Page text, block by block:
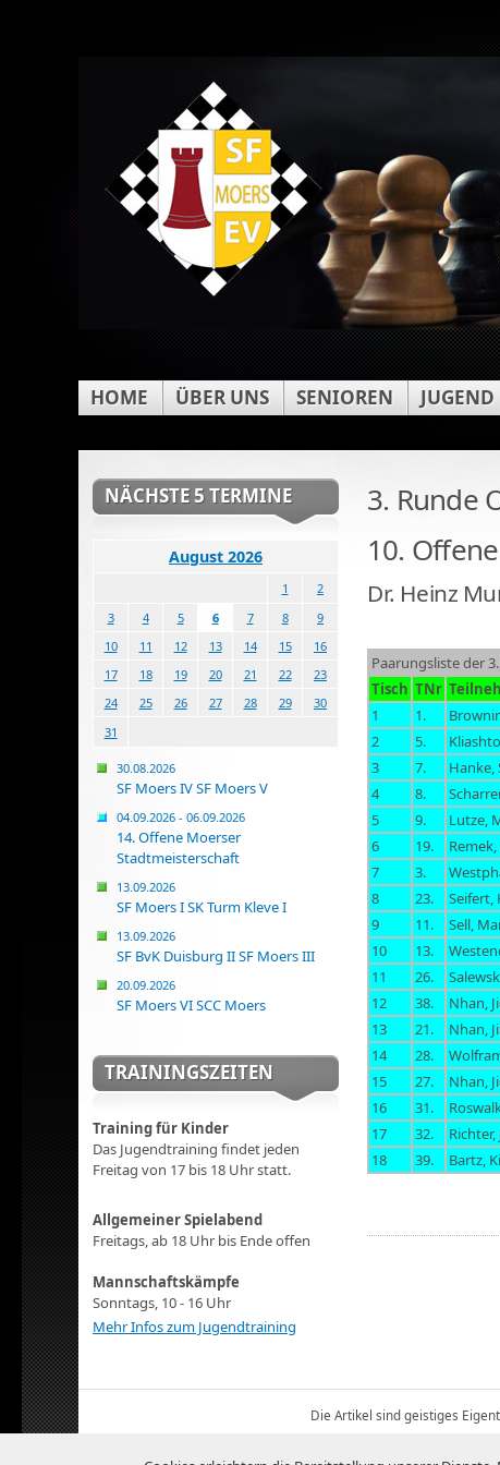
HOME ÜBER UNS SENIOREN JUGEND
3. Runde
10.
Dr. Heinz
Paarungsliste der
Tisch TNr
1
1.
2
5.
3
7. Hanke,
4
8.
5
9. Lutze,
6
19.
7
3.
8
23. Seifert,
9
11. Sell,
10
13.
11
26.
12
38. Nhan,
13
21. Nhan,
14
28.
15
27. Nhan,
16
31.
17
32.
18
39. Bartz,
NÄCHSTE 5 TERMINE
August 2026
1
2
3
4 5 6 7 8
9
10
11 12 13 14 15
16
17
18 19 20 21 22
23
24
25 26 27 28 29
30
31
30.08.2026
SF Moers IV SF Moers V
04.09.2026 - 06.09.2026
14. Offene Moerser
Stadtmeisterschaft
13.09.2026
SF Moers I SK Turm Kleve I
13.09.2026
SF BvK Duisburg II SF Moers III
20.09.2026
SF Moers VI SCC Moers
TRAININGSZEITEN
Training für Kinder
Das Jugendtraining findet jeden
Freitag von 17 bis 18 Uhr statt.
Allgemeiner Spielabend
Freitags, ab 18 Uhr bis Ende offen
Mannschaftskämpfe
Sonntags, 10 - 16 Uhr
Mehr Infos zum Jugendtraining
Die Artikel sind geistiges